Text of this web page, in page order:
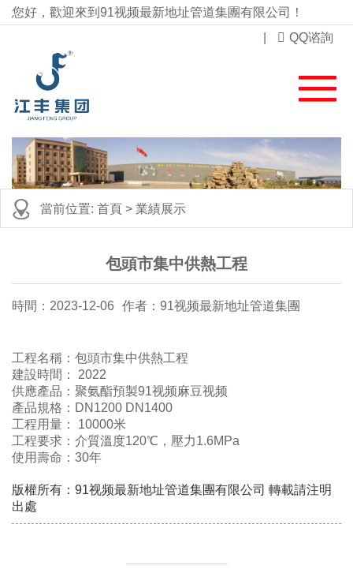
您好，歡迎來到91视频最新地址管道集團有限公司！
QQ谘詢
當前位置: 首頁 > 業績展示
包頭市集中供熱工程
時間：2023-12-06 作者：91视频最新地址管道集團
工程名稱：包頭市集中供熱工程
建設時間： 2022
供應產品：聚氨酯預製91视频麻豆视频
產品規格：DN1200 DN1400
工程用量： 10000米
工程要求：介質溫度120℃，壓力1.6MPa
使用壽命：30年
版權所有：91视频最新地址管道集團有限公司 轉載請注明
出處